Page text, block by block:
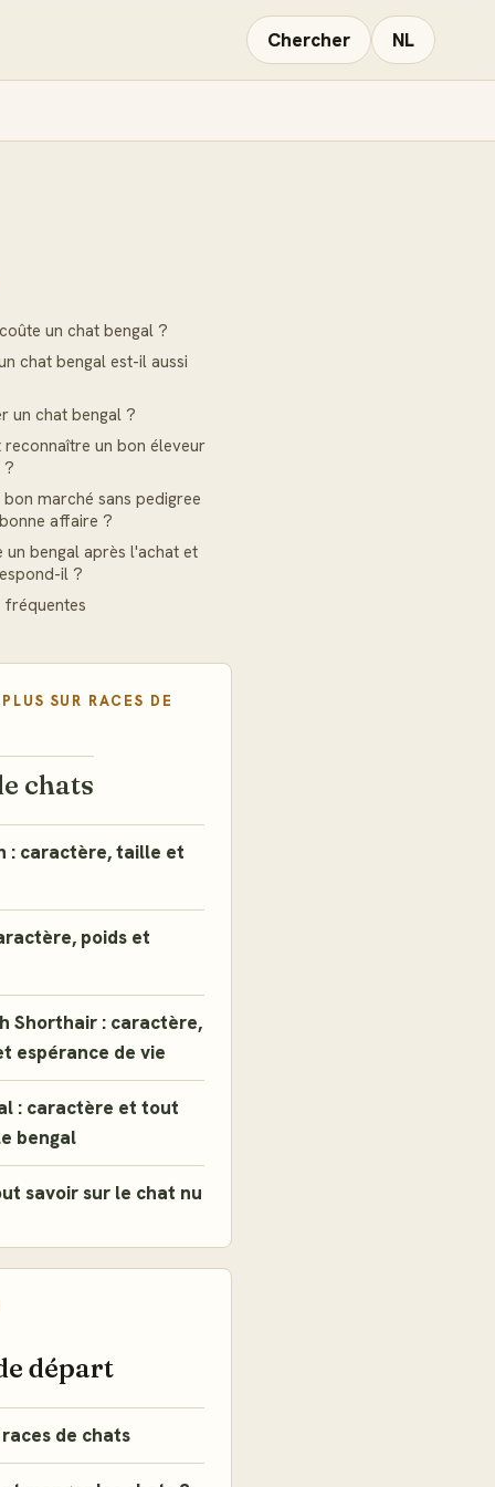
Chercher NL
un chat bengal ?
chat bengal est-il aussi
un chat bengal ?
un bon éleveur
?
bon marché sans pedigree
affaire ?
un bengal après l'achat et
il ?
fréquentes
SUR RACES DE
chats
: caractère, taille et
poids et
Shorthair : caractère,
espérance de vie
: caractère et tout
bengal
savoir sur le chat nu
départ
de chats